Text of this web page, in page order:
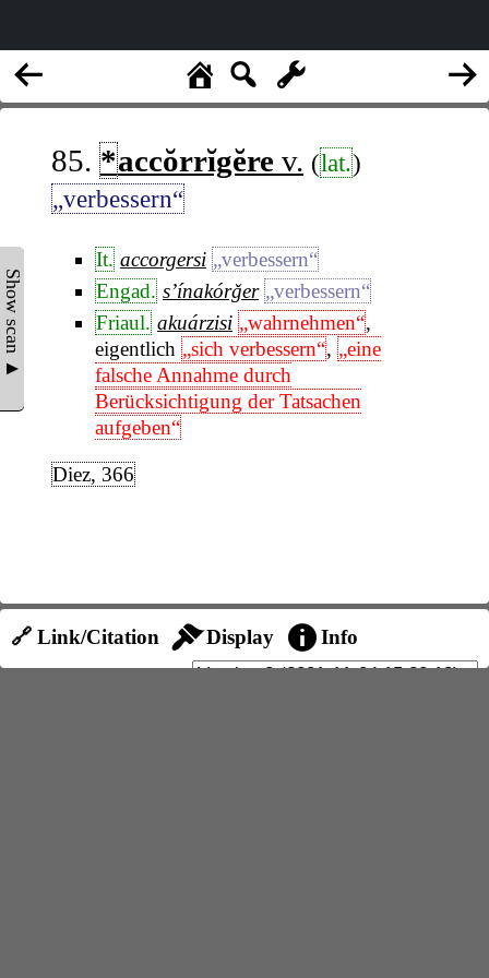
Show scan ▲
85. *accŏrrĭgĕre v. (lat.)
„verbessern“
It. accorgersi „verbessern“
Engad. s’ínakórǧer „verbessern“
Friaul. akuárzisi „wahrnehmen“,
eigentlich „sich verbessern“, „eine
falsche Annahme durch
Berücksichtigung der Tatsachen
aufgeben“
Diez, 366
🔗 Link/Citation Display Info